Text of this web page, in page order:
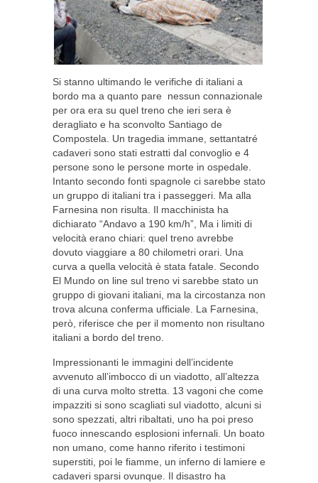
Si stanno ultimando le verifiche di italiani a
bordo ma a quanto pare nessun connazionale
per ora era su quel treno che ieri sera è
deragliato e ha sconvolto Santiago de
Compostela. Un tragedia immane, settantatré
cadaveri sono stati estratti dal convoglio e 4
persone sono le persone morte in ospedale.
Intanto secondo fonti spagnole ci sarebbe stato
un gruppo di italiani tra i passeggeri. Ma alla
Farnesina non risulta. Il macchinista ha
dichiarato “Andavo a 190 km/h”, Ma i limiti di
velocità erano chiari: quel treno avrebbe
dovuto viaggiare a 80 chilometri orari. Una
curva a quella velocità è stata fatale. Secondo
El Mundo on line sul treno vi sarebbe stato un
gruppo di giovani italiani, ma la circostanza non
trova alcuna conferma ufficiale. La Farnesina,
però, riferisce che per il momento non risultano
italiani a bordo del treno.
Impressionanti le immagini dell’incidente
avvenuto all’imbocco di un viadotto, all’altezza
di una curva molto stretta. 13 vagoni che come
impazziti si sono scagliati sul viadotto, alcuni si
sono spezzati, altri ribaltati, uno ha poi preso
fuoco innescando esplosioni infernali. Un boato
non umano, come hanno riferito i testimoni
superstiti, poi le fiamme, un inferno di lamiere e
cadaveri sparsi ovunque. Il disastro ha